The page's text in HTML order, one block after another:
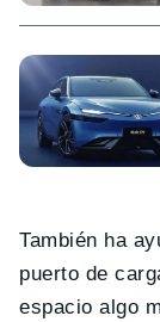
También ha
puerto de
espacio algo